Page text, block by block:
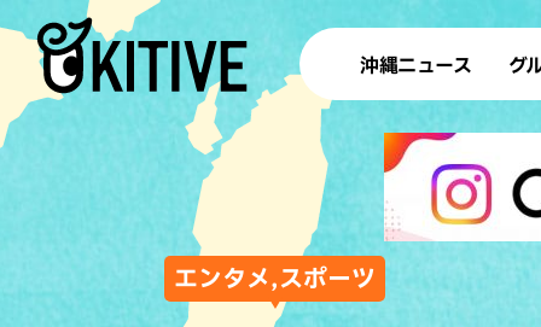
沖縄ニュース グ
ラ
テイ
すし
沖
エンタメ,スポーツ